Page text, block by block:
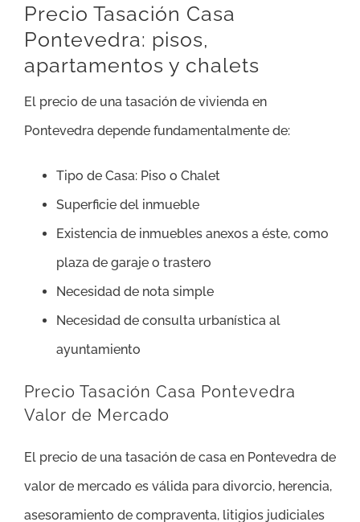
Precio Tasación Casa
Pontevedra: pisos,
apartamentos y chalets
El precio de una tasación de vivienda en
Pontevedra depende fundamentalmente de:
Tipo de Casa: Piso o Chalet
Superficie del inmueble
Existencia de inmuebles anexos a éste, como
plaza de garaje o trastero
Necesidad de nota simple
Necesidad de consulta urbanística al
ayuntamiento
Precio Tasación Casa Pontevedra
Valor de Mercado
El precio de una tasación de casa en Pontevedra de
valor de mercado es válida para divorcio, herencia,
asesoramiento de compraventa, litigios judiciales